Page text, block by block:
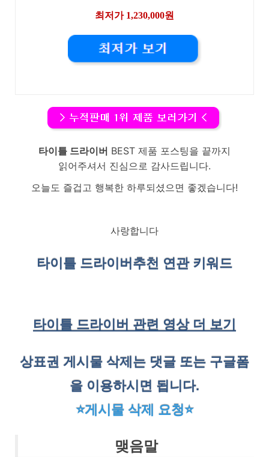
최저가 1,230,000원
타이틀 드라이버 BEST 제품 포스팅을 끝까지
읽어주셔서 진심으로 감사드립니다.
오늘도 즐겁고 행복한 하루되셨으면 좋겠습니다!
사랑합니다
타이틀 드라이버 추천 연관 키워드
타이틀 드라이버 관련 영상 더 보기
상표권 게시물 삭제는 댓글 또는 구글폼
을 이용하시면 됩니다.
⭐게시물 삭제 요청⭐
맺음말